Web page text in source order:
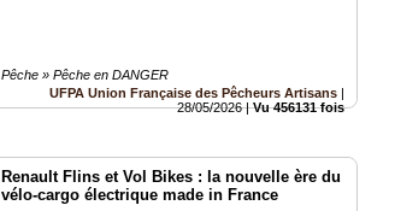
Pêche » Pêche en DANGER
UFPA Union Française des Pêcheurs Artisans |
28/05/2026|Vu 456131 fois
Renault Flins et Vol Bikes : la nouvelle ère du
vélo-cargo électrique made in France